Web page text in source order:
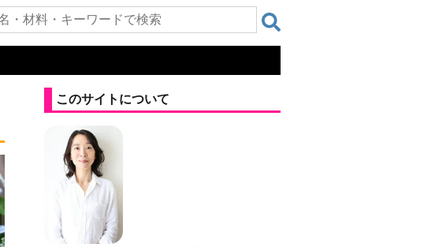
このサイトについて